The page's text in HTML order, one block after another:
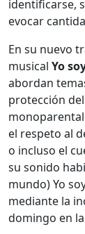
identificarse,
evocar
En su nuevo
musical Yo
abordan
protección
el respeto al
o incluso el
su sonido
mundo) Yo
mediante la
domingo en la